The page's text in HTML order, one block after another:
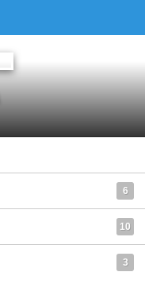
6
10
3